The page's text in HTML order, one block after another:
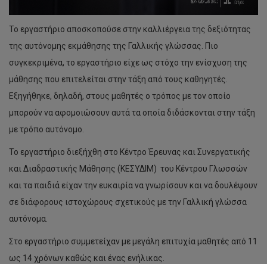
Το εργαστήριο αποσκοπούσε στην καλλιέργεια της δεξιότητας
της αυτόνομης εκμάθησης της Γαλλικής γλώσσας. Πιο
συγκεκριμένα, το εργαστήριο είχε ως στόχο την ενίσχυση της
μάθησης που επιτελείται στην τάξη από τους καθηγητές.
Εξηγήθηκε, δηλαδή, στους μαθητές ο τρόπος με τον οποίο
μπορούν να αφομοιώσουν αυτά τα οποία διδάσκονται στην τάξη
με τρόπο αυτόνομο.
Το εργαστήριο διεξήχθη στο Κέντρο Έρευνας και Συνεργατικής
και Διαδραστικής Μάθησης (ΚΕΣΥΔΙΜ) του Κέντρου Γλωσσών
και τα παιδιά είχαν την ευκαιρία να γνωρίσουν και να δουλέψουν
σε διάφορους ιστοχώρους σχετικούς με την Γαλλική γλώσσα
αυτόνομα.
Στο εργαστήριο συμμετείχαν με μεγάλη επιτυχία μαθητές από 11
ως 14 χρόνων καθώς και ένας ενήλικας.